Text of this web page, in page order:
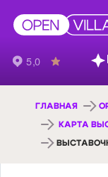
ГЛАВНАЯ
КАРТА